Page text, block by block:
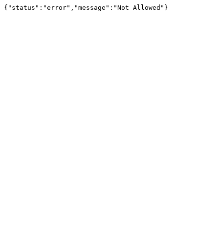
{"status":"error","message":"Not Allowed"}